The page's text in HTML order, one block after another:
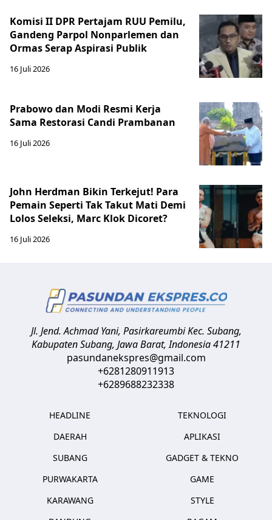
Komisi II DPR Pertajam RUU Pemilu,
Gandeng Parpol Nonparlemen dan
Ormas Serap Aspirasi Publik
16 Juli 2026
Prabowo dan Modi Resmi Kerja
Sama Restorasi Candi Prambanan
16 Juli 2026
John Herdman Bikin Terkejut! Para
Pemain Seperti Tak Takut Mati Demi
Lolos Seleksi, Marc Klok Dicoret?
16 Juli 2026
Jl. Jend. Achmad Yani, Pasirkareumbi Kec. Subang,
Kabupaten Subang, Jawa Barat,Indonesia41211
pasundanekspres@gmail.com
+6281280911913
+6289688232338
HEADLINE
DAERAH
SUBANG
PURWAKARTA
KARAWANG
TEKNOLOGI
APLIKASI
GADGET & TEKNO
GAME
STYLE